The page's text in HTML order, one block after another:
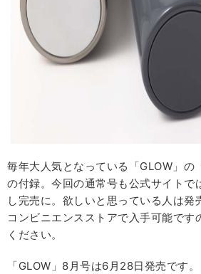
毎年大人気となっている「GLOW」の
の付録。今回の通常号も公式サイトで
し完売に。欲しいと思っている人は発
コンビニエンスストアで入手可能です
ください。
「GLOW」8月号は6月28日発売です。